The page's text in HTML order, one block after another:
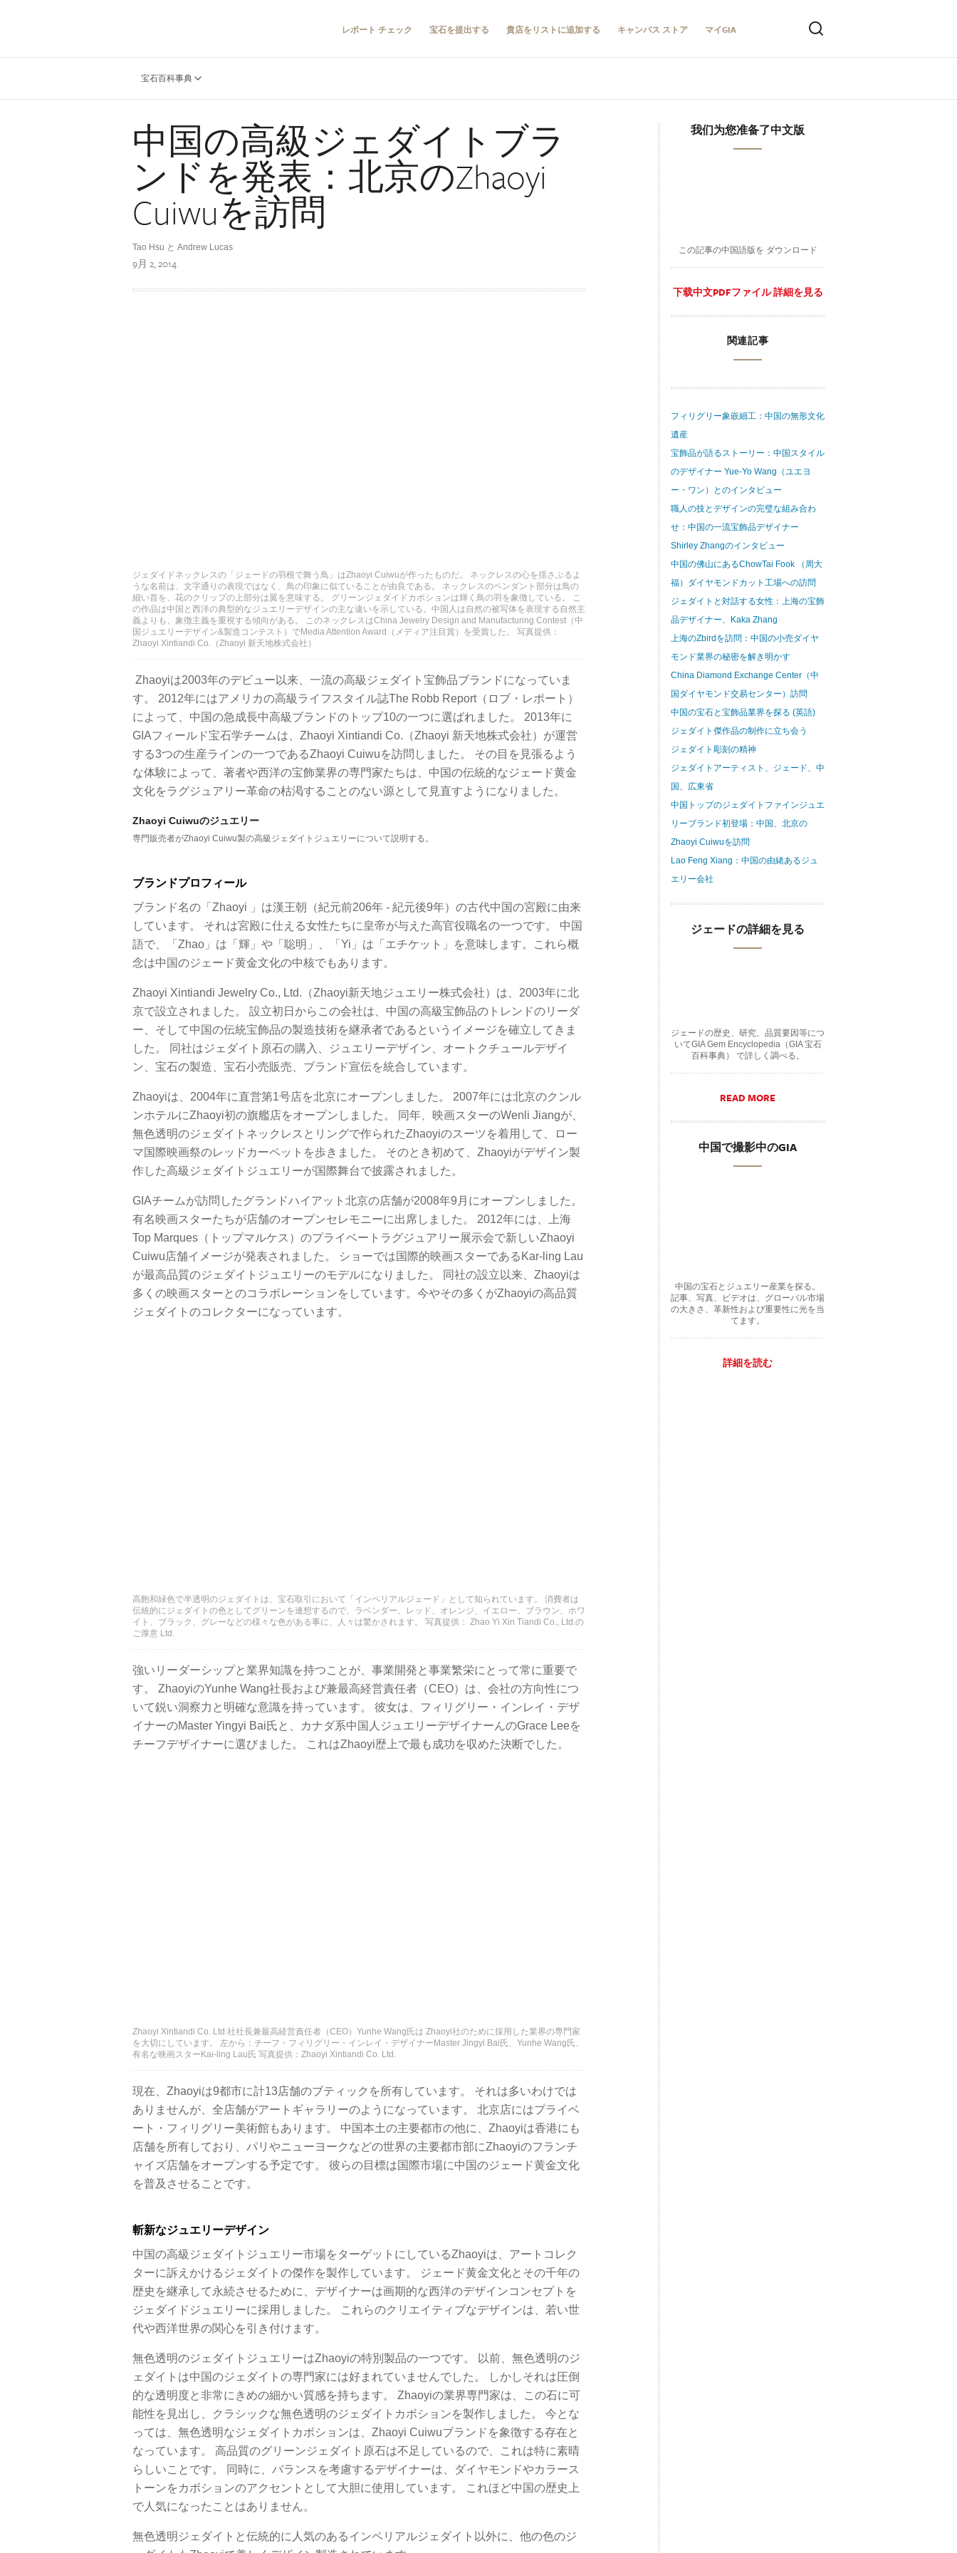
レポート チェック 宝石を提出する 貴店をリストに追加する キャンパス ストア マイGIA
宝石百科事典
中国の高級ジェダイトブラ
ンドを発表：北京のZhaoyi
Cuiwuを訪問
Tao Hsu と Andrew Lucas
9月 2, 2014
ジェダイドネックレスの「ジェードの羽根で舞う鳥」はZhaoyi Cuiwuが作ったものだ。 ネックレスの心を揺さぶるよ
うな名前は、文字通りの表現ではなく、鳥の印象に似ていることが由良である。 ネックレスのペンダント部分は鳥の
細い首を、花のクリップの上部分は翼を意味する。 グリーンジェダイドカボションは輝く鳥の羽を象徴している。 こ
の作品は中国と西洋の典型的なジュエリーデザインの主な違いを示している。中国人は自然の被写体を表現する自然主
義よりも、象徴主義を重視する傾向がある。 このネックレスはChina Jewelry Design and Manufacturing Contest（中
国ジュエリーデザイン&製造コンテスト）でMedia Attention Award（メディア注目賞）を受賞した。 写真提供：
Zhaoyi Xintiandi Co.（Zhaoyi 新天地株式会社）
Zhaoyiは2003年のデビュー以来、一流の高級ジェダイト宝飾品ブランドになっていま
す。 2012年にはアメリカの高級ライフスタイル誌The Robb Report（ロブ・レポート）
によって、中国の急成長中高級ブランドのトップ10の一つに選ばれました。 2013年に
GIAフィールド宝石学チームは、Zhaoyi Xintiandi Co.（Zhaoyi 新天地株式会社）が運営
する3つの生産ラインの一つであるZhaoyi Cuiwuを訪問しました。 その目を見張るよう
な体験によって、著者や西洋の宝飾業界の専門家たちは、中国の伝統的なジェード黄金
文化をラグジュアリー革命の枯渇することのない源として見直すようになりました。
Zhaoyi Cuiwuのジュエリー
専門販売者がZhaoyi Cuiwu製の高級ジェダイトジュエリーについて説明する。
ブランドプロフィール
ブランド名の「Zhaoyi 」は漢王朝（紀元前206年 - 紀元後9年）の古代中国の宮殿に由来
しています。 それは宮殿に仕える女性たちに皇帝が与えた高官役職名の一つです。 中国
語で、「Zhao」は「輝」や「聡明」、「Yi」は「エチケット」を意味します。これら概
念は中国のジェード黄金文化の中核でもあります。
Zhaoyi Xintiandi Jewelry Co., Ltd.（Zhaoyi新天地ジュエリー株式会社）は、2003年に北
京で設立されました。 設立初日からこの会社は、中国の高級宝飾品のトレンドのリーダ
ー、そして中国の伝統宝飾品の製造技術を継承者であるというイメージを確立してきま
した。 同社はジェダイト原石の購入、ジュエリーデザイン、オートクチュールデザイ
ン、宝石の製造、宝石小売販売、ブランド宣伝を統合しています。
Zhaoyiは、2004年に直営第1号店を北京にオープンしました。 2007年には北京のクンル
ンホテルにZhaoyi初の旗艦店をオープンしました。 同年、映画スターのWenli Jiangが、
無色透明のジェダイトネックレスとリングで作られたZhaoyiのスーツを着用して、ロー
マ国際映画祭のレッドカーペットを歩きました。 そのとき初めて、Zhaoyiがデザイン製
作した高級ジェダイトジュエリーが国際舞台で披露されました。
GIAチームが訪問したグランドハイアット北京の店舗が2008年9月にオープンしました。
有名映画スターたちが店舗のオープンセレモニーに出席しました。 2012年には、上海
Top Marques（トップマルケス）のプライベートラグジュアリー展示会で​​新しいZhaoyi
Cuiwu店舗イメージが発表されました。 ショーでは国際的映画スターであるKar-ling Lau
が最高品質のジェダイトジュエリーのモデルになりました。 同社の設立以来、Zhaoyiは
多くの映画スターとのコラボレーションをしています。今やその多くがZhaoyiの高品質
ジェダイトのコレクターになっています。
高飽和緑色で半透明のジェダイトは、宝石取引において「インペリアルジェード」として知られています。 消費者は
伝統的にジェダイトの色としてグリーンを連想するので、ラベンダー、レッド、オレンジ、イエロー、ブラウン、ホワ
イト、ブラック、グレーなどの様々な色がある事に、人々は驚かされます。 写真提供： Zhao Yi Xin Tiandi Co., Ltd.の
ご厚意 Ltd.
強いリーダーシップと業界知識を持つことが、事業開発と事業繁栄にとって常に重要で
す。 ZhaoyiのYunhe Wang社長および兼最高経営責任者（CEO）は、会社の方向性につ
いて鋭い洞察力と明確な意識を持っています。 彼女は、フィリグリー・インレイ・デザ
イナーのMaster Yingyi Bai氏と、カナダ系中国人ジュエリーデザイナーんのGrace Leeを
チーフデザイナーに選びました。 これはZhaoyi歴上で最も成功を収めた決断でした。
Zhaoyi Xintiandi Co. Ltd.社社長兼最高経営責任者（CEO）Yunhe Wang氏は Zhaoyi社のために採用した業界の専門家
を大切にしています。 左から：チーフ・フィリグリー・インレイ・デザイナーMaster Jingyi Bai氏、Yunhe Wang氏、
有名な映画スターKai-ling Lau氏 写真提供：Zhaoyi Xintiandi Co. Ltd.
現在、Zhaoyiは9都市に計13店舗のブティックを所有しています。 それは多いわけでは
ありませんが、全店舗がアートギャラリーのようになっています。 北京店にはプライベ
ート・フィリグリー美術館もあります。 中国本土の主要都市の他に、Zhaoyiは香港にも
店舗を所有しており、パリやニューヨークなどの世界の主要都市部にZhaoyiのフランチ
ャイズ店舗をオープンする予定です。 彼らの目標は国際市場に中国のジェード黄金文化
を普及させることです。
斬新なジュエリーデザイン
中国の高級ジェダイトジュエリー市場をターゲットにしているZhaoyiは、アートコレク
ターに訴えかけるジェダイトの傑作を製作しています。 ジェード黄金文化とその千年の
歴史を継承して永続させるために、デザイナーは画期的な西洋のデザインコンセプトを
ジェダイドジュエリーに採用しました。 これらのクリエイティブなデザインは、若い世
代や西洋世界の関心を引き付けます。
無色透明のジェダイトジュエリーはZhaoyiの特別製品の一つです。 以前、無色透明のジ
ェダイトは中国のジェダイトの専門家には好まれていませんでした。 しかしそれは圧倒
的な透明度と非常にきめの細かい質感を持ちます。 Zhaoyiの業界専門家は、この石に可
能性を見出し、クラシックな無色透明のジェダイトカボションを製作しました。 今とな
っては、無色透明なジェダイトカボションは、Zhaoyi Cuiwuブランドを象徴する存在と
なっています。 高品質のグリーンジェダイト原石は不足しているので、これは特に素晴
らしいことです。 同時に、バランスを考慮するデザイナーは、ダイヤモンドやカラース
トーンをカボションのアクセントとして大胆に使用しています。 これほど中国の歴史上
で人気になったことはありません。
無色透明ジェダイトと伝統的に人気のあるインペリアルジェダイト以外に、他の色のジ
我们为您准备了中文版
この記事の中国語版を ダウンロード
下载中文PDFファイル 詳細を見る
関連記事
フィリグリー象嵌細工：中国の無形文化
遺産
宝飾品が語るストーリー：中国スタイル
のデザイナー Yue-Yo Wang（ユエヨ
ー・ワン）とのインタビュー
職人の技とデザインの完璧な組み合わ
せ：中国の一流宝飾品デザイナー
Shirley Zhangのインタビュー
中国の佛山にあるChowTai Fook （周大
福）ダイヤモンドカット工場への訪問
ジェダイトと対話する女性：上海の宝飾
品デザイナー、Kaka Zhang
上海のZbirdを訪問：中国の小売ダイヤ
モンド業界の秘密を解き明かす
China Diamond Exchange Center（中
国ダイヤモンド交易センター）訪問
中国の宝石と宝飾品業界を探る (英語)
ジェダイト傑作品の制作に立ち会う
ジェダイト彫刻の精神
ジェダイトアーティスト、ジェード、中
国、広東省
中国トップのジェダイトファインジュエ
リーブランド初登場：中国、北京の
Zhaoyi Cuiwuを訪問
Lao Feng Xiang：中国の由緒あるジュ
エリー会社
ジェードの詳細を見る
ジェードの歴史、研究、品質要因等につ
いてGIA Gem Encyclopedia（GIA 宝石
百科事典） で詳しく調べる。
READ MORE
中国で撮影中のGIA
中国の宝石とジュエリー産業を探る。
記事、写真、ビデオは、グローバル市場
の大きさ、革新性および重要性に光を当
てます。
詳細を読む